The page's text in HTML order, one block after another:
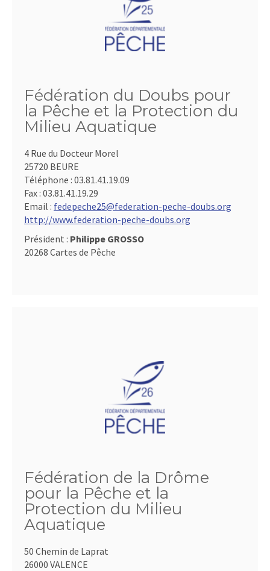
Fédération du Doubs pour
la Pêche et la Protection du
Milieu Aquatique
4 Rue du Docteur Morel
25720 BEURE
Téléphone : 03.81.41.19.09
Fax : 03.81.41.19.29
Email : fedepeche25@federation-peche-doubs.org
http://www.federation-peche-doubs.org
Président : Philippe GROSSO
20268 Cartes de Pêche
Fédération de la Drôme
pour la Pêche et la
Protection du Milieu
Aquatique
50 Chemin de Laprat
26000 VALENCE